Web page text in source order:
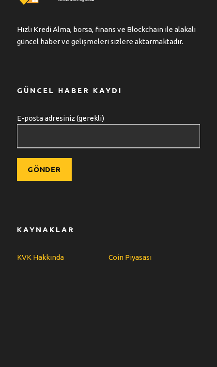
Hızlı Kredi Alma, borsa, finans ve Blockchain ile alakalı
güncel haber ve gelişmeleri sizlere aktarmaktadır.
GÜNCEL HABER KAYDI
E-posta adresiniz (gerekli)
KAYNAKLAR
KVK Hakkında Coin Piyasası